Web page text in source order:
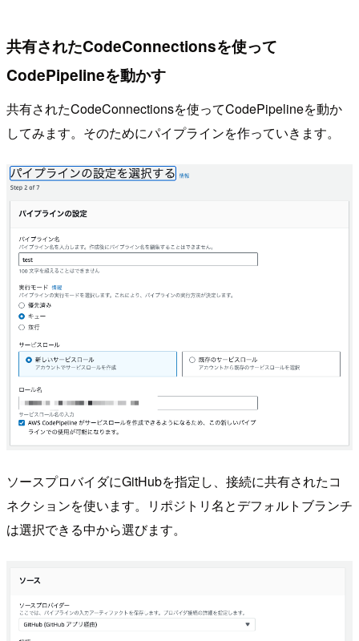
共有されたCodeConnectionsを使って
CodePipelineを動かす
共有されたCodeConnectionsを使ってCodePipelineを動か
してみます。そのためにパイプラインを作っていきます。
ソースプロバイダにGitHubを指定し、接続に共有されたコ
ネクションを使います。リポジトリ名とデフォルトブランチ
は選択できる中から選びます。